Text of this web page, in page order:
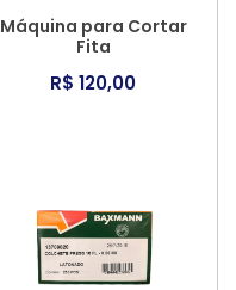
Máquina para Cortar
Fita
R$ 120,00